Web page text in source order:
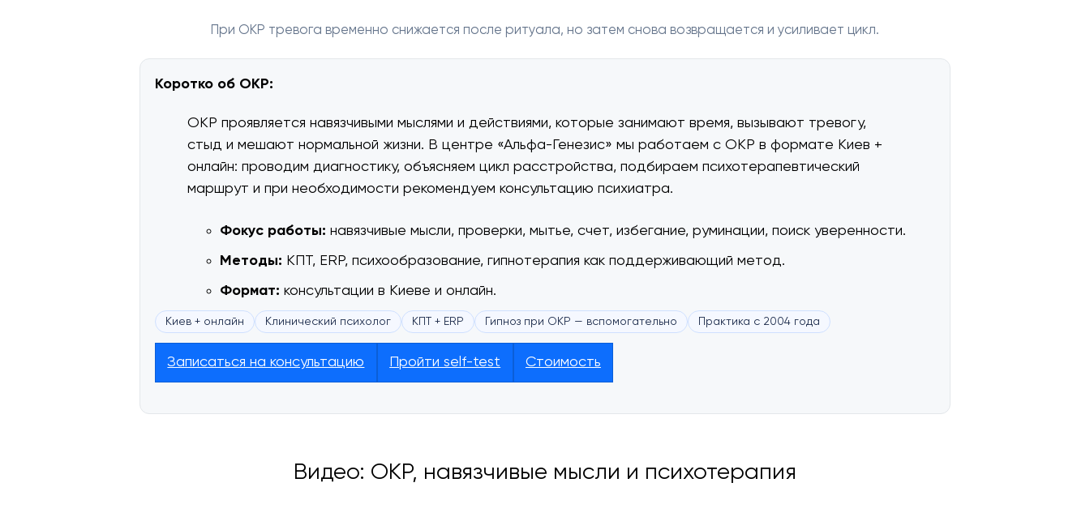
При ОКР тревога временно снижается после ритуала, но затем снова возвращается и усиливает цикл.
Коротко об ОКР:
ОКР проявляется навязчивыми мыслями и действиями, которые занимают время, вызывают тревогу,
стыд и мешают нормальной жизни. В центре «Альфа-Генезис» мы работаем с ОКР в формате Киев +
онлайн: проводим диагностику, объясняем цикл расстройства, подбираем психотерапевтический
маршрут и при необходимости рекомендуем консультацию психиатра.
Фокус работы: навязчивые мысли, проверки, мытье, счет, избегание, руминации, поиск уверенности.
Методы: КПТ, ERP, психообразование, гипнотерапия как поддерживающий метод.
Формат: консультации в Киеве и онлайн.
Киев + онлайн Клинический психолог КПТ + ERP Гипноз при ОКР — вспомогательно Практика с 2004 года
Записаться на консультацию Пройти self-test Стоимость
Видео: ОКР, навязчивые мысли и психотерапия